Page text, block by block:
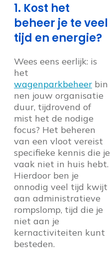
1. Kost het
beheer je te veel
tijd en energie?
Wees eens eerlijk: is
het
wagenparkbeheer bin
nen jouw organisatie
duur, tijdrovend of
mist het de nodige
focus? Het beheren
van een vloot vereist
specifieke kennis die je
vaak niet in huis hebt.
Hierdoor ben je
onnodig veel tijd kwijt
aan administratieve
rompslomp, tijd die je
niet aan je
kernactiviteiten kunt
besteden.